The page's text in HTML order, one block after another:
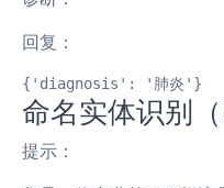
回复：
{'diagnosis': '肺炎'}
命名实体识别（
提示：